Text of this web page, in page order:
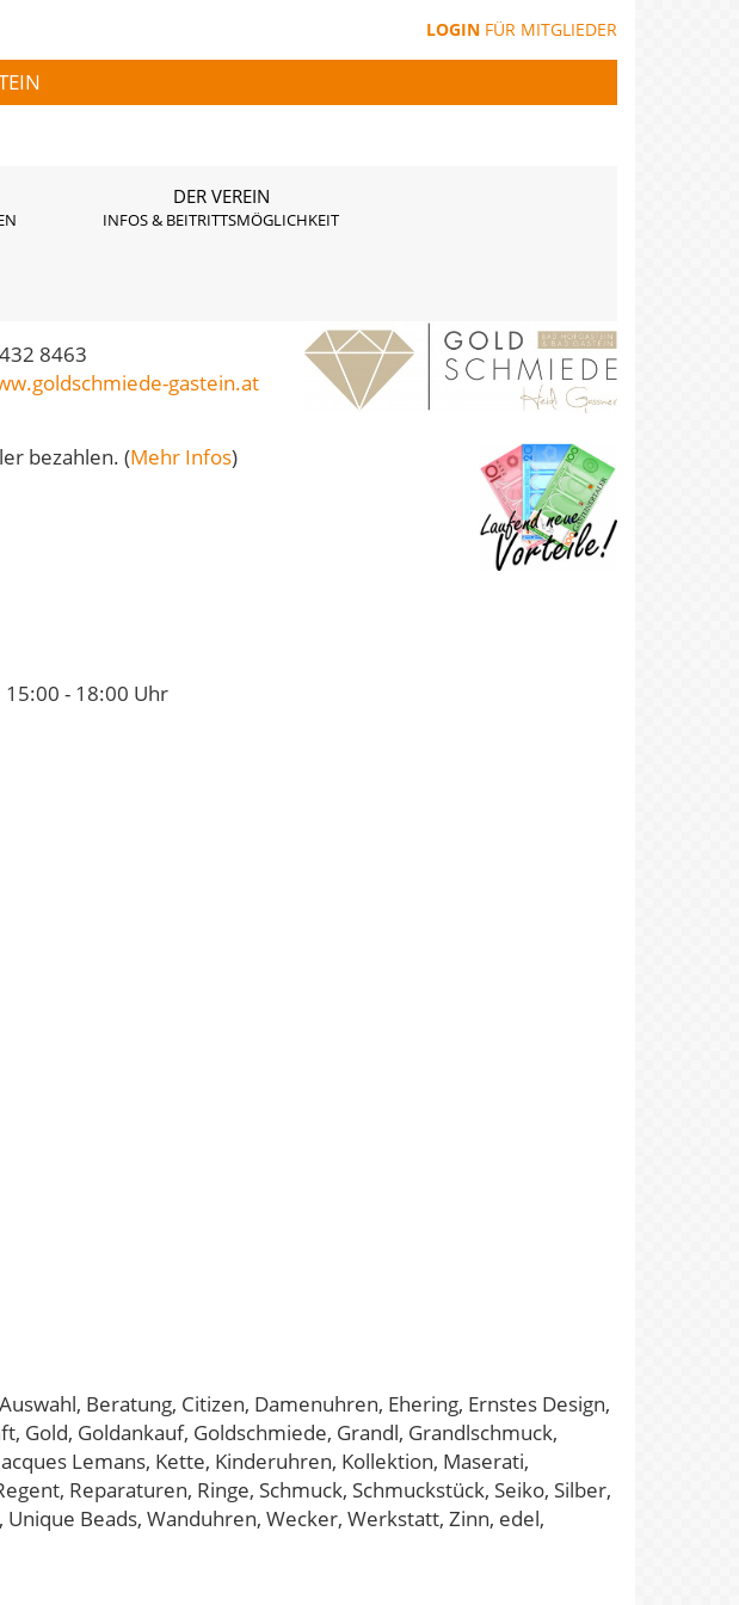
LOGIN FÜR MITGLIEDER
DER VEREIN
INFOS & BEITRITTSMÖGLICHKEIT
8463
gastein.at
bezahlen. (Mehr Infos)
- 18:00 Uhr
Beratung, Citizen, Damenuhren, Ehering, Ernstes Design,
Gold, Goldankauf, Goldschmiede, Grandl, Grandlschmuck,
Lemans, Kette, Kinderuhren, Kollektion, Maserati,
Reparaturen, Ringe, Schmuck, Schmuckstück, Seiko, Silber,
Beads, Wanduhren, Wecker, Werkstatt, Zinn, edel,